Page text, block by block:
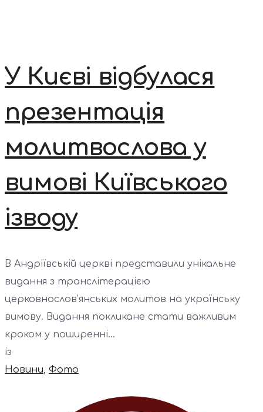
У Києві відбулася
презентація
молитвослова у
вимові Київського
ізводу
В Андріївській церкві представили унікальне
видання з транслітерацією
церковнослов’янських молитов на українську
вимову. Видання покликане стати важливим
кроком у поширенні...
із
Новини, Фото